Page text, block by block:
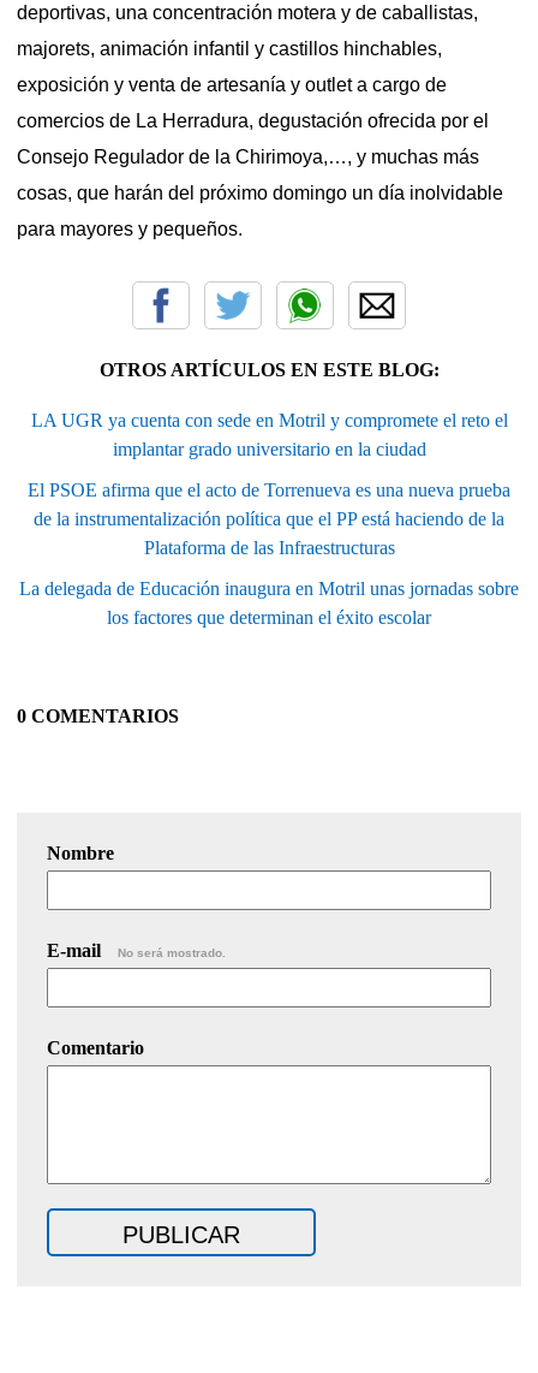
deportivas, una concentración motera y de caballistas,
majorets, animación infantil y castillos hinchables,
exposición y venta de artesanía y outlet a cargo de
comercios de La Herradura, degustación ofrecida por el
Consejo Regulador de la Chirimoya,…, y muchas más
cosas, que harán del próximo domingo un día inolvidable
para mayores y pequeños.
OTROS ARTÍCULOS EN ESTE BLOG:
LA UGR ya cuenta con sede en Motril y compromete el reto el
implantar grado universitario en la ciudad
El PSOE afirma que el acto de Torrenueva es una nueva prueba
de la instrumentalización política que el PP está haciendo de la
Plataforma de las Infraestructuras
La delegada de Educación inaugura en Motril unas jornadas sobre
los factores que determinan el éxito escolar
0 COMENTARIOS
Nombre
E-mail No será mostrado.
Comentario